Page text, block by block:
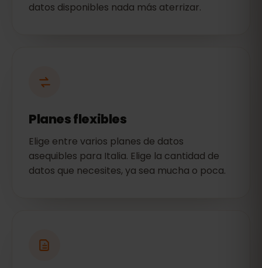
datos disponibles nada más aterrizar.
Planes flexibles
Elige entre varios planes de datos
asequibles para Italia. Elige la cantidad de
datos que necesites, ya sea mucha o poca.